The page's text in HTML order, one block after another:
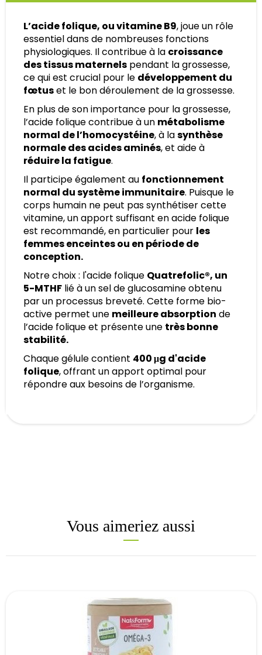
L’acide folique, ou vitamine B9, joue un rôle
essentiel dans de nombreuses fonctions
physiologiques. Il contribue à la croissance
des tissus maternels pendant la grossesse,
ce qui est crucial pour le développement du
fœtuset le bon déroulement de la grossesse.
En plus de son importance pour la grossesse,
l’acide folique contribue à un métabolisme
normal de l’homocystéine, à lasynthèse
normale des acides aminés, et aide à
réduire la fatigue.
Il participe également au fonctionnement
normal du système immunitaire. Puisque le
corps humain ne peut pas synthétiser cette
vitamine, un apport suffisant en acide folique
est recommandé, en particulier pour les
femmes enceintes ou en période de
conception.
Notre choix : l'acide folique Quatrefolic®, un
5-MTHF lié à un sel de glucosamine obtenu
par un processus breveté. Cette forme bio-
active permet une meilleure absorption de
l’acide folique et présente une très bonne
stabilité.
Chaque gélule contient 400 μg d'acide
folique, offrant un apport optimal pour
répondre aux besoins de l’organisme.
Vous aimeriez aussi